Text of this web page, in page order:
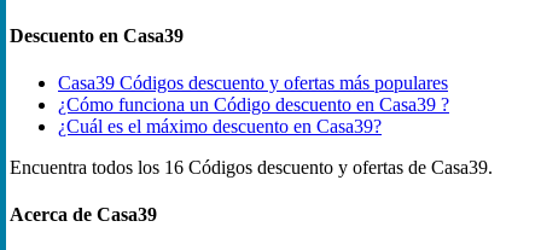
Descuento en Casa39
Casa39 Códigos descuento y ofertas más populares
¿Cómo funciona un Código descuento en Casa39 ?
¿Cuál es el máximo descuento en Casa39?
Encuentra todos los 16 Códigos descuento y ofertas de Casa39.
Acerca de Casa39